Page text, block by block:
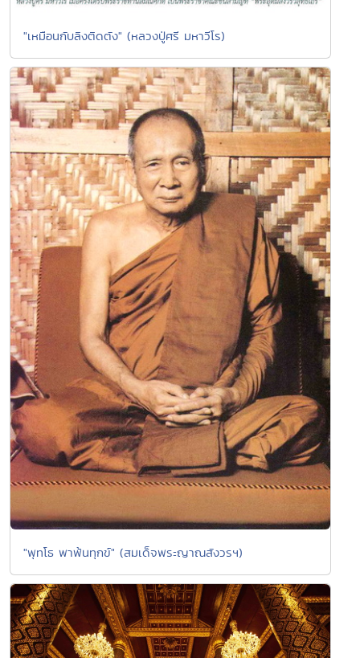
"เหมือนกับลิงติดตัง" (หลวงปู่ศรี มหาวีโร)
"พุทโธ พาพ้นทุกข์" (สมเด็จพระญาณสังวรฯ)